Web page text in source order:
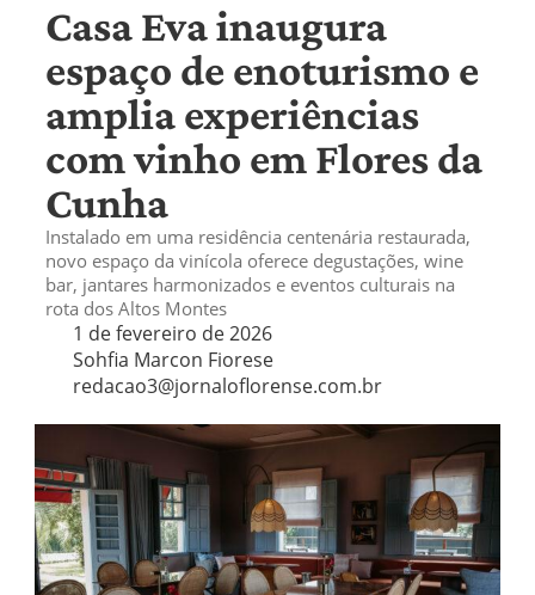
Casa Eva inaugura
espaço de enoturismo e
amplia experiências
com vinho em Flores da
Cunha
Instalado em uma residência centenária restaurada,
novo espaço da vinícola oferece degustações, wine
bar, jantares harmonizados e eventos culturais na
rota dos Altos Montes
1 de fevereiro de 2026
Sohfia Marcon Fiorese
redacao3@jornaloflorense.com.br